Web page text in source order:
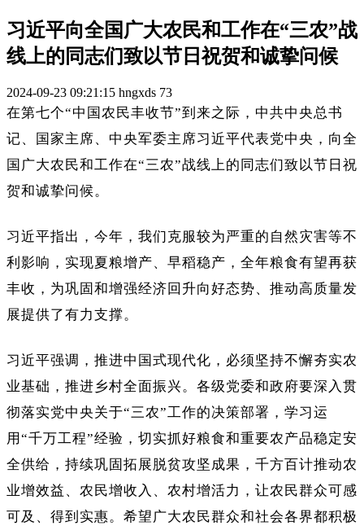
习近平向全国广大农民和工作在“三农”战
线上的同志们致以节日祝贺和诚挚问候
2024-09-23 09:21:15 hngxds 73
在第七个“中国农民丰收节”到来之际，中共中央总书
记、国家主席、中央军委主席习近平代表党中央，向全
国广大农民和工作在“三农”战线上的同志们致以节日祝
贺和诚挚问候。
习近平指出，今年，我们克服较为严重的自然灾害等不
利影响，实现夏粮增产、早稻稳产，全年粮食有望再获
丰收，为巩固和增强经济回升向好态势、推动高质量发
展提供了有力支撑。
习近平强调，推进中国式现代化，必须坚持不懈夯实农
业基础，推进乡村全面振兴。各级党委和政府要深入贯
彻落实党中央关于“三农”工作的决策部署，学习运
用“千万工程”经验，切实抓好粮食和重要农产品稳定安
全供给，持续巩固拓展脱贫攻坚成果，千方百计推动农
业增效益、农民增收入、农村增活力，让农民群众可感
可及、得到实惠。希望广大农民群众和社会各界都积极